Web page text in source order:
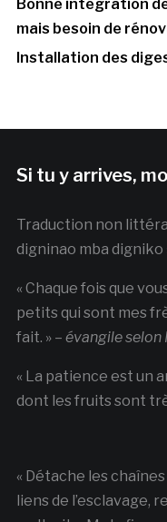
Bonne intégration
mais besoin de
Installation des
Si tu y arrives,
Traduction non
digninao mba digniko
« Chaque fois que
petits qui sont mes
fait. » – évangile selon
« La patience est un
dont les fruits sont
« Détache les
liens de l’esclavage,